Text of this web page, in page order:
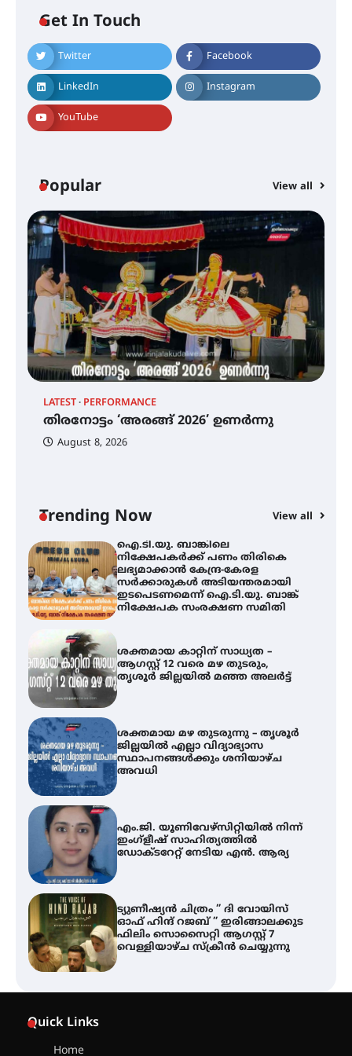
Get In Touch
Twitter Facebook
LinkedIn Instagram
YouTube
Popular View all
LATEST PERFORMANCE
തിരനോട്ടം ‘അരങ്ങ് 2026’ ഉണർന്നു
August 8, 2026
Trending Now View all
ഐ.ടി.യു. ബാങ്കിലെ
നിക്ഷേപകർക്ക് പണം തിരികെ
ലഭ്യമാക്കാൻ കേന്ദ്ര-കേരള
സർക്കാരുകൾ അടിയന്തരമായി
ഇടപെടണമെന്ന് ഐ.ടി.യു. ബാങ്ക്
നിക്ഷേപക സംരക്ഷണ സമിതി
ശക്തമായ കാറ്റിന് സാധ്യത –
ജില്ലയിൽ എല്ലാ വിദ്യാഭ്യാസ
സ്ഥാപനങ്ങൾക്കും ശനിയാഴ്ച
അവധി
എം.ജി. യൂണിവേഴ്‌സിറ്റിയിൽ നിന്ന്
ഇംഗ്ളീഷ് സാഹിത്യത്തിൽ
ഡോക്ടറേറ്റ് നേടിയ എൻ. ആര്യ
ട്യുണീഷ്യൻ ചിത്രം ” ദി വോയിസ്
ഫിലിം സൊസൈറ്റി ആഗസ്റ്റ് 7
വെള്ളിയാഴ്ച സ്‌ക്രീൻ ചെയ്യുന്നു
ഐ.ടി.യു. ബാങ്കിലെ
നിക്ഷേപകർക്ക് പണം തിരികെ
ലഭ്യമാക്കാൻ കേന്ദ്ര-കേരള
സർക്കാരുകൾ അടിയന്തരമായി
ഇടപെടണമെന്ന് ഐ.ടി.യു. ബാങ്ക്
നിക്ഷേപക സംരക്ഷണ സമിതി
ശക്തമായ കാറ്റിന് സാധ്യത –
ആഗസ്റ്റ് 12 വരെ മഴ തുടരും,
തൃശൂർ ജില്ലയിൽ മഞ്ഞ അലർട്ട്
ശക്തമായ മഴ തുടരുന്നു – തൃശൂർ
ജില്ലയിൽ എല്ലാ വിദ്യാഭ്യാസ
സ്ഥാപനങ്ങൾക്കും ശനിയാഴ്ച
അവധി
എം.ജി. യൂണിവേഴ്‌സിറ്റിയിൽ നിന്ന്
ഇംഗ്ളീഷ് സാഹിത്യത്തിൽ
ഡോക്ടറേറ്റ് നേടിയ എൻ. ആര്യ
ട്യുണീഷ്യൻ ചിത്രം ” ദി വോയിസ്
ഓഫ് ഹിന്ദ് റജബ് ” ഇരിങ്ങാലക്കുട
ഫിലിം സൊസൈറ്റി ആഗസ്റ്റ് 7
വെള്ളിയാഴ്ച സ്‌ക്രീൻ ചെയ്യുന്നു
Quick Links
Home